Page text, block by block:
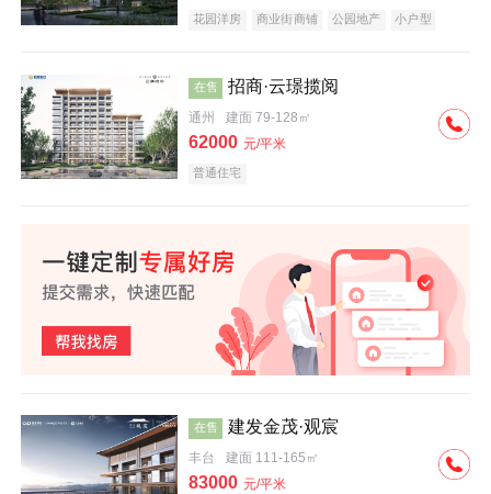
花园洋房 商业街商铺 公园地产
小户型
在售 招商·云璟揽阅
通州 建面 79-128㎡
62000 元/平米
普通住宅
在售 建发金茂·观宸
丰台 建面 111-165㎡
83000 元/平米